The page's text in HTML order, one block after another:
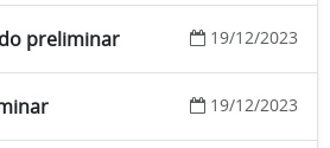
preliminar 19/12/2023
19/12/2023